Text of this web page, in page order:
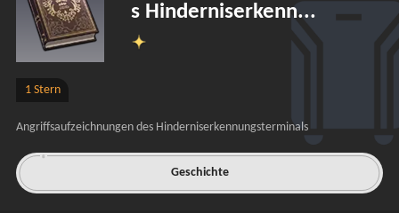
s Hinderniserkenn...
1 Stern
Angriffsaufzeichnungen des Hinderniserkennungsterminals
Geschichte